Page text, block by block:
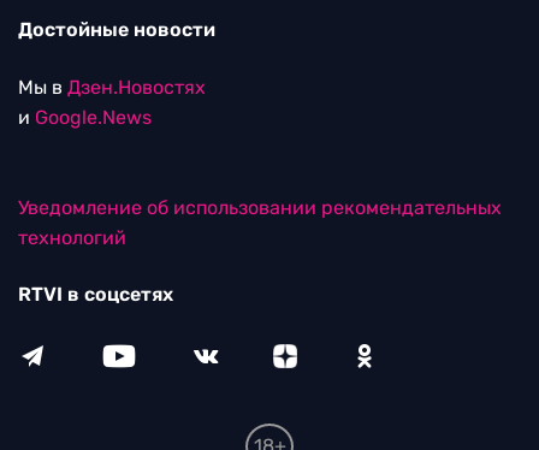
Достойные новости
Мы в Дзен.Новостях
и Google.News
Уведомление об использовании рекомендательных
технологий
RTVI в соцсетях